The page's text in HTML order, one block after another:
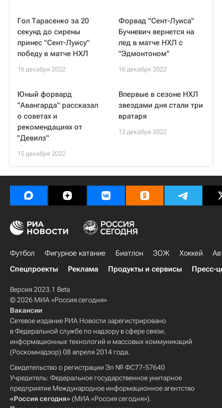
Гол Тарасенко за 20
секунд до сирены
принес "Сент-Луису"
победу в матче НХЛ
16 декабря 2022
Форвад "Сент-Луиса"
Бучневич вернется на
лед в матче НХЛ с
"Эдмонтоном"
16 декабря 2022
Юный форвард
"Авангарда" рассказал
о советах и
рекомендациях от
"Девилз"
15 декабря 2022
Впервые в сезоне НХЛ
звездами дня стали три
вратаря
13 декабря 2022
Футбол Фигурное катание Биатлон ЗОЖ Хоккей
Спецпроекты
Реклама Продукты и сервисы Пресс-
Версия 2023.1 Beta
© 2026 МИА «Россия сегодня»
Вакансии
Сетевое издание РИА Новости зарегистрировано
в Федеральной службе по надзору в сфере связи,
информационных технологий и массовых коммуникаций
(Роскомнадзор) 08 апреля 2014 года.
Свидетельство о регистрации Эл № ФС77-57640
Учредитель: Федеральное государственное унитарное
предприятие Международное информационное агентство
«Россия сегодня» (МИА «Россия сегодня»).